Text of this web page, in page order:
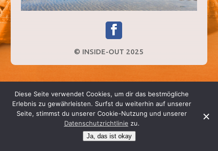
© INSIDE-OUT 2025
Diese Seite verwendet Cookies, um dir das bestmögliche
Erlebnis zu gewährleisten. Surfst du weiterhin auf unserer
Seite, stimmst du unserer Cookie-Nutzung und unserer
Datenschutzrichtlinie zu.
Ja, das ist okay